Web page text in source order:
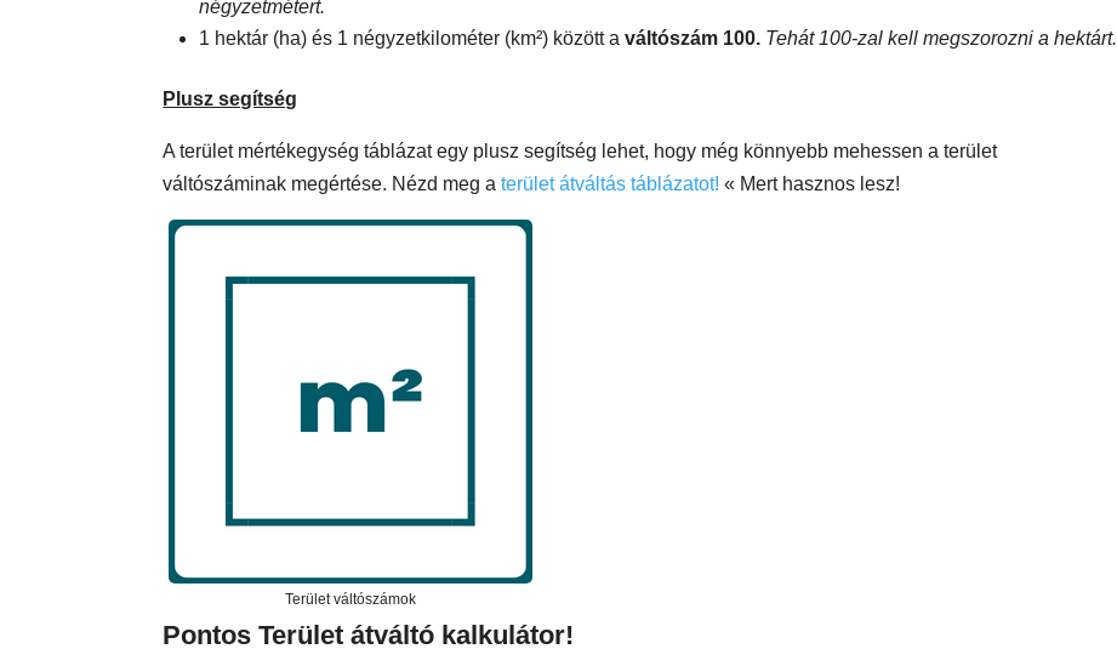
négyzetmétert.
1 hektár (ha) és 1 négyzetkilométer (km²) között aváltószám 100. Tehát 100-zal kell megszorozni a hektárt.
Plusz segítség
A terület mértékegység táblázat egy plusz segítség lehet, hogy még könnyebb mehessen a terület
váltószáminak megértése. Nézd meg aterület átváltás táblázatot! « Mert hasznos lesz!
Terület váltószámok
Pontos Terület átváltó kalkulátor!